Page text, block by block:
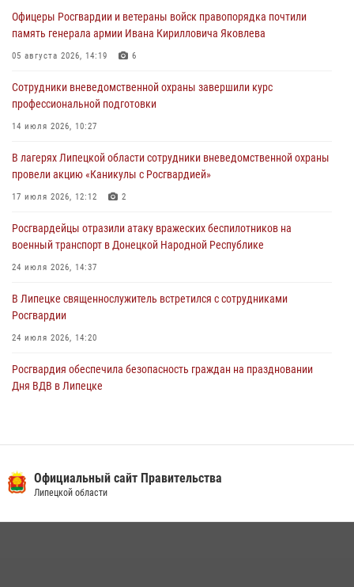
Росгвардия обеспечила безопасность граждан на праздновании
Дня ВДВ в Липецке
03 августа 2026, 13:43
Росгвардейцы обеспечили безопасность граждан в День Лев-
Толстовского района
03 августа 2026, 13:41
Росгвардия противодействует БПЛА ВСУ на южном направлении
(видео)
03 августа 2026, 13:39
Офицеры Росгвардии и ветераны войск правопорядка почтили
память генерала армии Ивана Кирилловича Яковлева
05 августа 2026, 14:19 6
Сотрудники вневедомственной охраны завершили курс
профессиональной подготовки
14 июля 2026, 10:27
В лагерях Липецкой области сотрудники вневедомственной охраны
провели акцию «Каникулы с Росгвардией»
17 июля 2026, 12:12 2
Росгвардейцы отразили атаку вражеских беспилотников на
военный транспорт в Донецкой Народной Республике
24 июля 2026, 14:37
В Липецке священнослужитель встретился с сотрудниками
Росгвардии
24 июля 2026, 14:20
Росгвардия обеспечила безопасность граждан на праздновании
Дня ВДВ в Липецке
28 июля 2026, 14:38 4
Официальный сайт Правительства
Липецкой области